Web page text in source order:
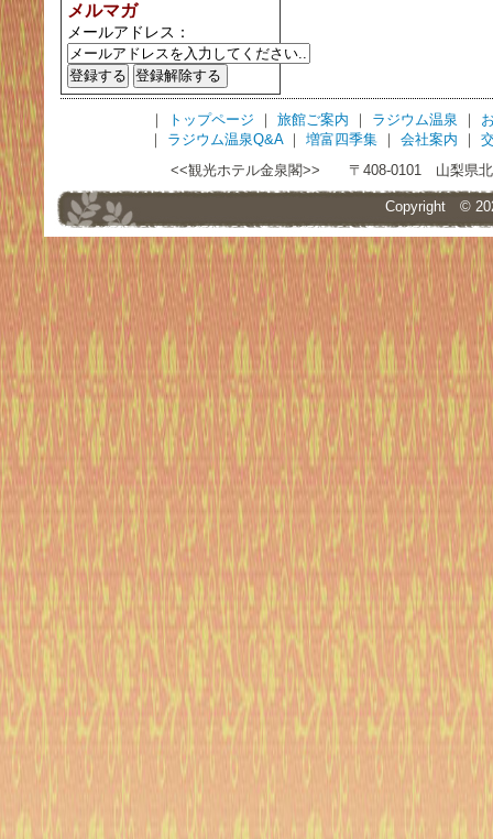
メルマガ
メールアドレス：
｜ トップページ ｜ 旅館ご案内 ｜ ラジウム温泉 ｜
｜ ラジウム温泉Q&A｜ 増富四季集 ｜ 会社案内 ｜
<<観光ホテル金泉閣>> 〒408-0101 山梨県北
Copyright ©